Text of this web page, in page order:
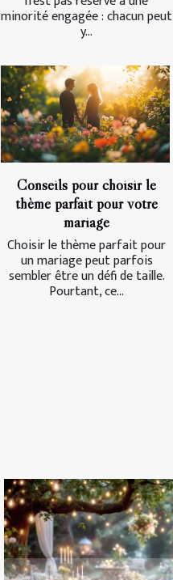
minorité engagée : chacun peut
y...
Conseils pour choisir le
thème parfait pour votre
mariage
Choisir le thème parfait pour
un mariage peut parfois
sembler être un défi de taille.
Pourtant, ce...